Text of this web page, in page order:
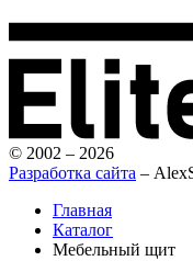
© 2002 – 2026
Разработка сайта –
Главная
Каталог
Мебельный щит